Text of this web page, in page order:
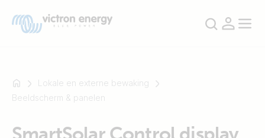
example
Lokale en externe bewaking
Beeldscherm & panelen